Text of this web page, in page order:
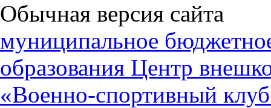
Обычная версия сайта
муниципальное
образования Центр
«Военно-спортивный